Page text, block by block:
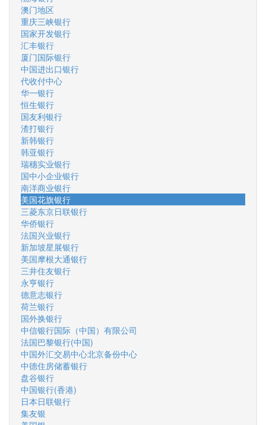
澳门地区
重庆三峡银行
国家开发银行
汇丰银行
厦门国际银行
中国进出口银行
代收付中心
华一银行
恒生银行
国友利银行
渣打银行
新韩银行
韩亚银行
瑞穗实业银行
国中小企业银行
南洋商业银行
美国花旗银行
三菱东京日联银行
华侨银行
法国兴业银行
新加坡星展银行
美国摩根大通银行
三井住友银行
永亨银行
德意志银行
荷兰银行
国外换银行
中信银行国际（中国）有限公司
法国巴黎银行(中国)
中国外汇交易中心北京备份中心
中德住房储蓄银行
盘谷银行
中国银行(香港)
日本日联银行
集友银